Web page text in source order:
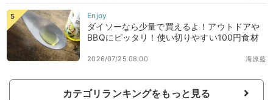
ダイソーなら少量で買えるよ！アウトドアや
BBQにピッタリ！使い切りやすい100円食材
海原藍
2026/07/25 08:00
カテゴリランキングをもっと見る